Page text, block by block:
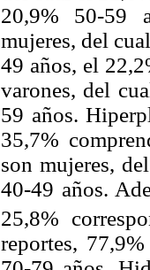
20,9% 50-59
mujeres, del
49 años, el
varones, del
59 años.
35,7%
son mujeres,
40-49 años.
25,8%
reportes,